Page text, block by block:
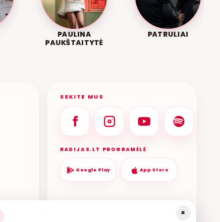
PAULINA
PAUKŠTAITYTĖ
PATRULIAI
SEKITE MUS
RADIJAS.LT PROGRAMĖLĖ
Google Play App Store
×